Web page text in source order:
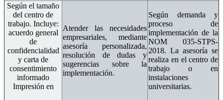
Según el tamaño
del centro de
trabajo. Incluye:
acuerdo general
de
confidencialidad
y carta de
consentimiento
informado
Impresión en
Atender las necesidades
empresariales, mediante
asesoría personalizada,
resolución de dudas y
sugerencias sobre la
implementación.
Según demanda y
proceso de
implementación de la
NOM 035-STPS-
2018. La asesoría se
realiza en el centro de
trabajo o en
instalaciones
universitarias.